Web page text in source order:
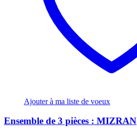
Ajouter à ma liste de voeux
Ensemble de 3 pièces : MIZRAN